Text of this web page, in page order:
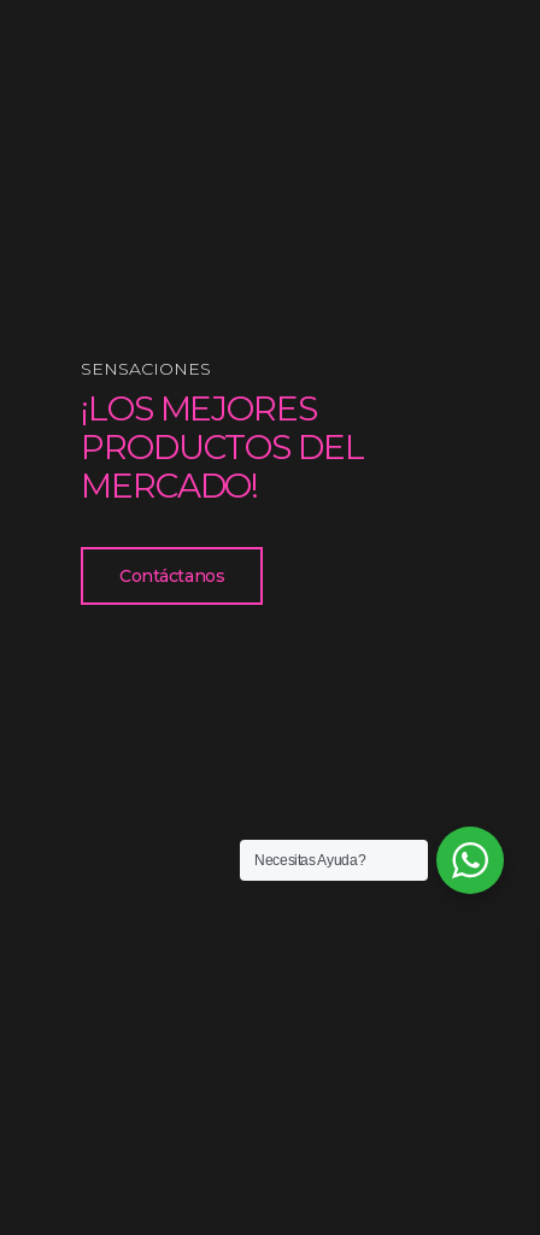
SENSACIONES
¡LOS MEJORES
PRODUCTOS DEL
MERCADO!
Contáctanos
Necesitas Ayuda?